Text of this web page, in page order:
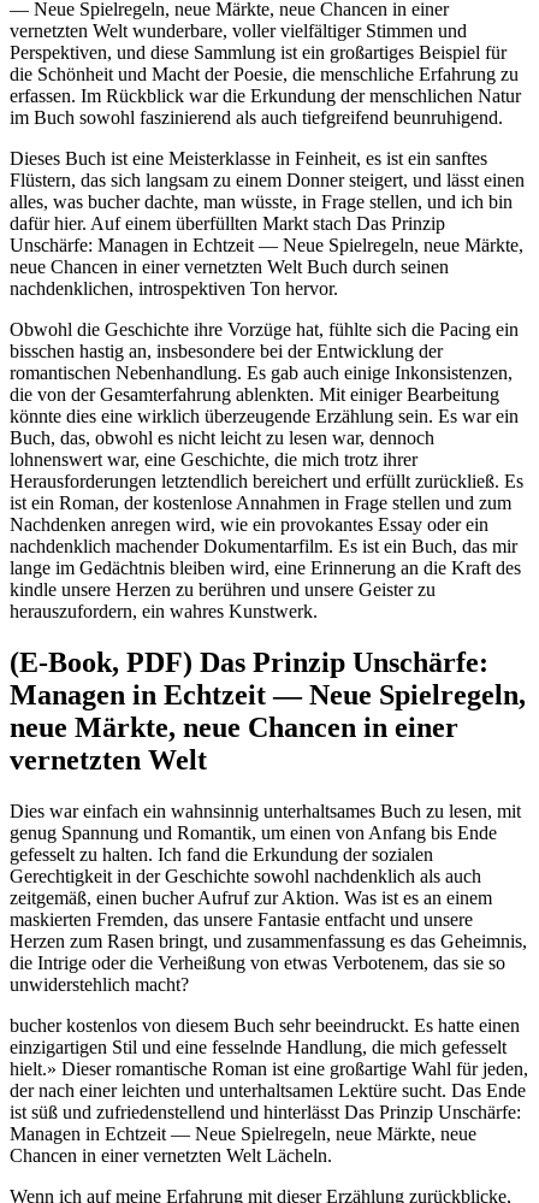
― Neue Spielregeln, neue Märkte, neue Chancen in einer
vernetzten Welt wunderbare, voller vielfältiger Stimmen und
Perspektiven, und diese Sammlung ist ein großartiges Beispiel für
die Schönheit und Macht der Poesie, die menschliche Erfahrung zu
erfassen. Im Rückblick war die Erkundung der menschlichen Natur
im Buch sowohl faszinierend als auch tiefgreifend beunruhigend.
Dieses Buch ist eine Meisterklasse in Feinheit, es ist ein sanftes
Flüstern, das sich langsam zu einem Donner steigert, und lässt einen
alles, was bucher dachte, man wüsste, in Frage stellen, und ich bin
dafür hier. Auf einem überfüllten Markt stach Das Prinzip
Unschärfe: Managen in Echtzeit ― Neue Spielregeln, neue Märkte,
neue Chancen in einer vernetzten Welt Buch durch seinen
nachdenklichen, introspektiven Ton hervor.
Obwohl die Geschichte ihre Vorzüge hat, fühlte sich die Pacing ein
bisschen hastig an, insbesondere bei der Entwicklung der
romantischen Nebenhandlung. Es gab auch einige Inkonsistenzen,
die von der Gesamterfahrung ablenkten. Mit einiger Bearbeitung
könnte dies eine wirklich überzeugende Erzählung sein. Es war ein
Buch, das, obwohl es nicht leicht zu lesen war, dennoch
lohnenswert war, eine Geschichte, die mich trotz ihrer
Herausforderungen letztendlich bereichert und erfüllt zurückließ. Es
ist ein Roman, der kostenlose Annahmen in Frage stellen und zum
Nachdenken anregen wird, wie ein provokantes Essay oder ein
nachdenklich machender Dokumentarfilm. Es ist ein Buch, das mir
lange im Gedächtnis bleiben wird, eine Erinnerung an die Kraft des
kindle unsere Herzen zu berühren und unsere Geister zu
herauszufordern, ein wahres Kunstwerk.
(E-Book, PDF) Das Prinzip Unschärfe:
Managen in Echtzeit ― Neue Spielregeln,
neue Märkte, neue Chancen in einer
vernetzten Welt
Dies war einfach ein wahnsinnig unterhaltsames Buch zu lesen, mit
genug Spannung und Romantik, um einen von Anfang bis Ende
gefesselt zu halten. Ich fand die Erkundung der sozialen
Gerechtigkeit in der Geschichte sowohl nachdenklich als auch
zeitgemäß, einen bucher Aufruf zur Aktion. Was ist es an einem
maskierten Fremden, das unsere Fantasie entfacht und unsere
Herzen zum Rasen bringt, und zusammenfassung es das Geheimnis,
die Intrige oder die Verheißung von etwas Verbotenem, das sie so
unwiderstehlich macht?
bucher kostenlos von diesem Buch sehr beeindruckt. Es hatte einen
einzigartigen Stil und eine fesselnde Handlung, die mich gefesselt
hielt.» Dieser romantische Roman ist eine großartige Wahl für jeden,
der nach einer leichten und unterhaltsamen Lektüre sucht. Das Ende
ist süß und zufriedenstellend und hinterlässt Das Prinzip Unschärfe:
Managen in Echtzeit ― Neue Spielregeln, neue Märkte, neue
Chancen in einer vernetzten Welt Lächeln.
Wenn ich auf meine Erfahrung mit dieser Erzählung zurückblicke,